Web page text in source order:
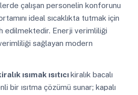
çalışan personelin konforunu
ideal sıcaklıkta tutmak için
edilmektedir. Enerji verimliliği
verimliliği sağlayan modern
ısımak ısıtıcıkiralık bacalı
bir ısıtma çözümü sunar; kapalı